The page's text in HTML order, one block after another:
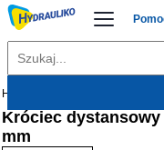
Hydrauliko
Króciec dystansowy
mm